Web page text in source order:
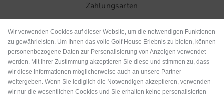
Zahlungsarten
Wir verwenden Cookies auf dieser Website, um die notwendigen Funktionen
zu gewährleisten. Um Ihnen das volle Golf House Erlebnis zu bieten, können
personenbezogene Daten zur Personalisierung von Anzeigen verwendet
werden. Mit Ihrer Zustimmung akzeptieren Sie diese und stimmen zu, dass
wir diese Informationen möglicherweise auch an unsere Partner
weitergeben. Wenn Sie lediglich die Notwendigen akzeptieren, verwenden
wir nur die wesentlichen Cookies und Sie erhalten keine personalisierten